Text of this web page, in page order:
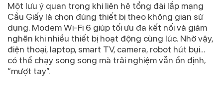
Một lưu ý quan trọng khi liên hệ tổng đài lắp mạng
Cầu Giấy là chọn đúng thiết bị theo không gian sử
dụng. ModemWi-Fi 6 giúp tối ưu đa kết nối và giảm
nghẽn khi nhiều thiết bị hoạt động cùng lúc. Nhờ vậy,
điện thoại, laptop, smart TV, camera, robot hút bụi…
có thể chạy song song mà trải nghiệm vẫn ổn định,
“mượt tay”.